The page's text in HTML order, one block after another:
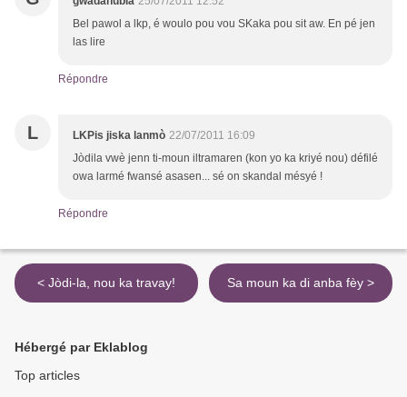
Bel pawol a lkp, é woulo pou vou SKaka pou sit aw. En pé jen
las lire
Répondre
L LKPis jiska lanmò 22/07/2011 16:09
Jòdila vwè jenn ti-moun iltramaren (kon yo ka kriyé nou) défilé
owa larmé fwansé asasen... sé on skandal mésyé !
Répondre
< Jòdi-la, nou ka travay! Sa moun ka di anba fèy >
Hébergé par Eklablog
Top articles